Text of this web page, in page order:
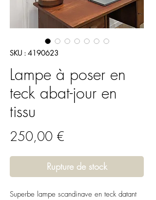
SKU : 4190623
Lampe à poser en
teck abat-jour en
tissu
250,00 €
Rupture de stock
Superbe lampe scandinave en teck datant